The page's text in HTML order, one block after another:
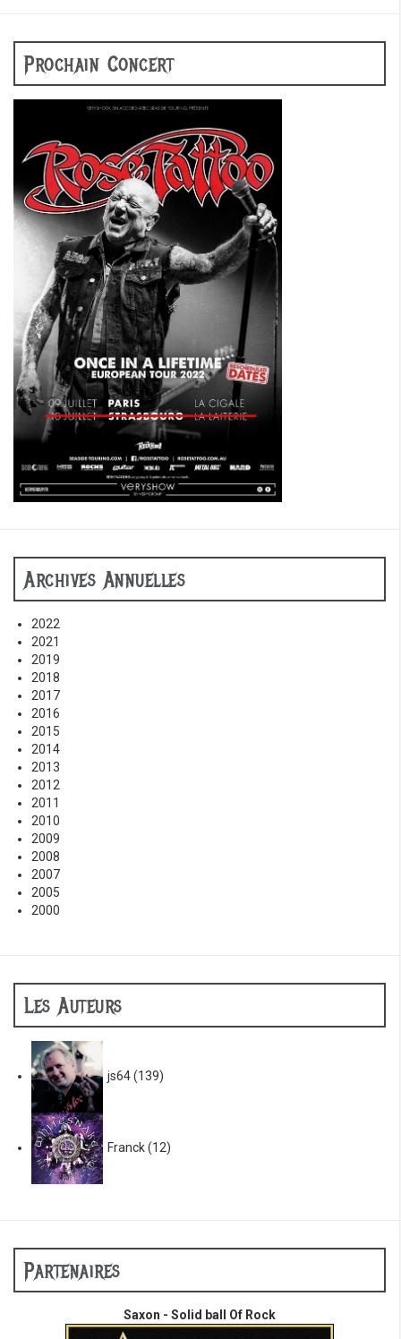
Prochain Concert
Archives Annuelles
2022
2021
2019
2018
2017
2016
2015
2014
2013
2012
2011
2010
2009
2008
2007
2005
2000
Les Auteurs
js64(139)
Franck(12)
Partenaires
Saxon - Solid ball Of Rock